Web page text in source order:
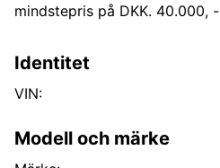
mindstepris på DKK. 40.000, -
Identitet
VIN:
Modell och märke